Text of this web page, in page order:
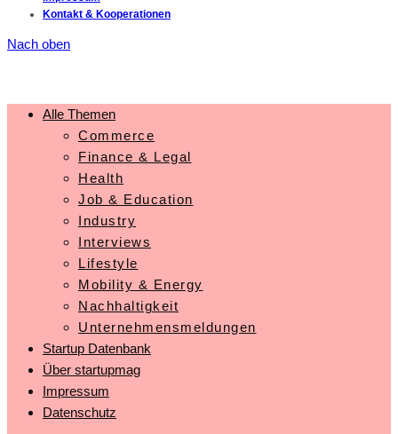
Kontakt & Kooperationen
Nach oben
Alle Themen
Commerce
Finance & Legal
Health
Job & Education
Industry
Interviews
Lifestyle
Mobility & Energy
Nachhaltigkeit
Unternehmensmeldungen
Startup Datenbank
Über startupmag
Impressum
Datenschutz